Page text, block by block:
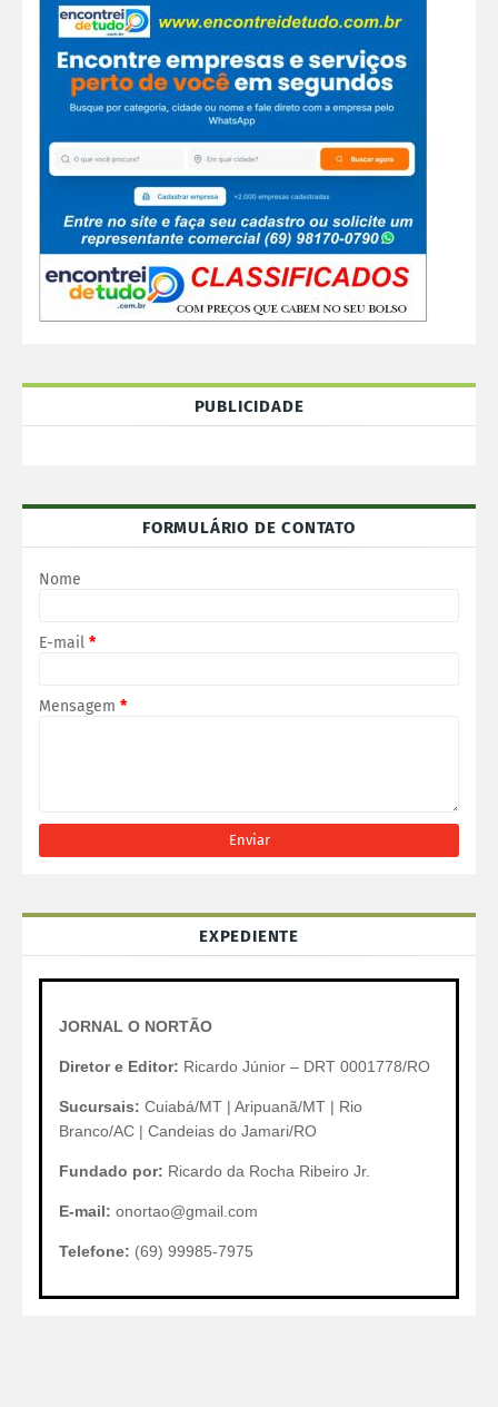
PUBLICIDADE
FORMULÁRIO DE CONTATO
Nome
E-mail *
Mensagem *
EXPEDIENTE
JORNAL O NORTÃO
Diretor e Editor: Ricardo Júnior – DRT 0001778/RO
Sucursais: Cuiabá/MT | Aripuanã/MT | Rio
Branco/AC | Candeias do Jamari/RO
Fundado por: Ricardo da Rocha Ribeiro Jr.
E-mail: onortao@gmail.com
Telefone: (69) 99985-7975